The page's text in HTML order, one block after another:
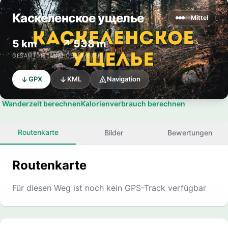
Каскеленское ущелье Mittel
5 km
GESAMTDISTANZ
↗ 538 m
HÖHENMETER
GPX KML Navigation
Wanderzeit berechnenKalorienverbrauch berechnen
Routenkarte Bilder Bewertungen
Routenkarte
Für diesen Weg ist noch kein GPS-Track verfügbar